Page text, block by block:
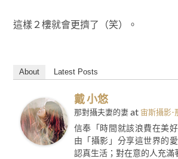
這樣２樓就會更擠了（笑）。
About Latest Posts
戴 小悠
那對攝夫妻的妻at 宙斯攝影-
信奉「時間就該浪費在美
由「攝影」分享這世界的
認真生活；對在意的人充滿